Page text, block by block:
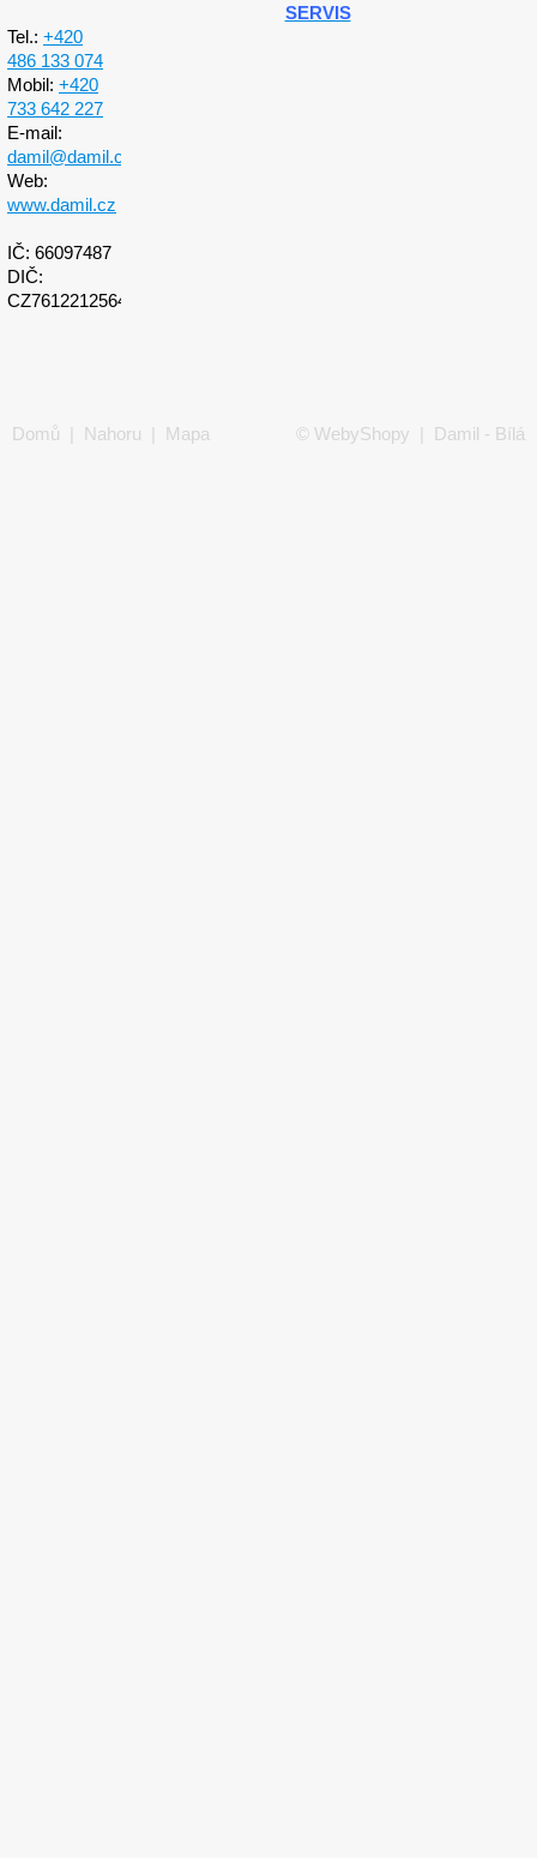
Tel.: +420
486 133 074
Mobil: +420
733 642 227
E-mail:
damil@damil.cz
Web:
www.damil.cz
IČ: 66097487
DIČ:
CZ7612212564
SERVIS
Domů Nahoru Mapa © WebyShopy | Damil - Bílá